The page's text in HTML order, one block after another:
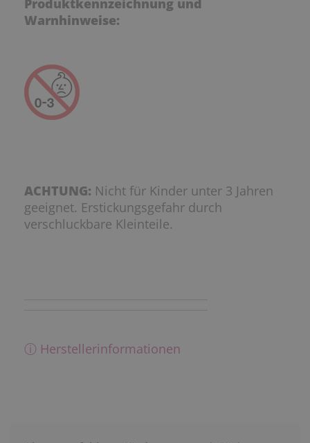
Warnhinweise:
ACHTUNG: Nicht für Kinder unter 3 Jahren
geeignet. Erstickungsgefahr durch
verschluckbare Kleinteile.
ⓘ Herstellerinformationen